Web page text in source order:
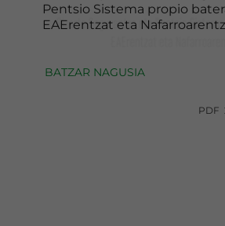
Pentsio Sistema propio
EAErentzat eta
BATZAR NAGUSIA
PDF